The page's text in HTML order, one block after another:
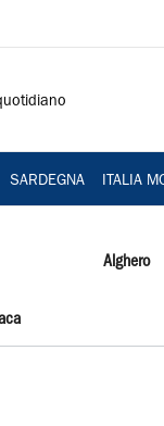
SARDEGNA ITALIA
Alghero